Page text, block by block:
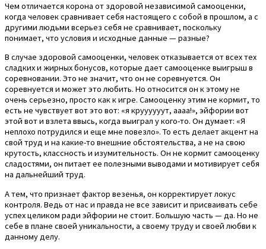
Чем отличается корона от здоровой независимой самооценки,
когда человек сравнивает себя настоящего с собой в прошлом, а с
другими людьми всерьез себя не сравнивает, поскольку
понимает, что условия и исходные данные — разные?
В случае здоровой самооценки, человек отказывается от всех тех
сладких и жирных бонусов, которые дает самооценке выигрыш в
соревновании. Это не значит, что он не соревнуется. Он
соревнуется и может это любить. Но относится он к этому не
очень серьезно, просто как к игре. Самооценку этим не кормит, то
есть не чувствует вот это вот: «я круууууут, аааа!», эйфории вот
этой вот и взлета ввысь, когда выиграл у кого-то. Он думает: «Я
неплохо потрудился и еще мне повезло». То есть делает акцент на
свой труд и на какие-то внешние обстоятельства, а не на свою
крутость, классность и изумительность. Он не кормит самооценку
сладостями, он питает ее полезными выводами и мотивирует себя
на дальнейший труд.
А тем, что признает фактор везенья, он корректирует локус
контроля. Ведь от нас и правда не все зависит и присваивать себе
успех целиком ради эйфории не стоит. Большую часть — да. Но не
себе в плане своей уникальности, а своему труду и своей любви к
данному делу.